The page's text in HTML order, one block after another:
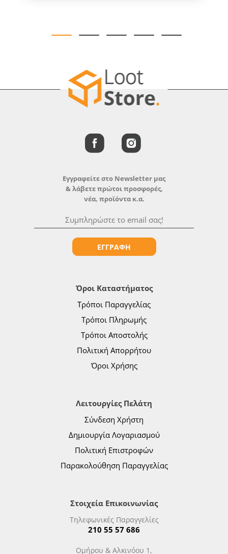
Όροι Καταστήματος
Τρόποι Παραγγελίας
Τρόποι Πληρωμής
Τρόποι Αποστολής
Πολιτική Απορρήτου
Όροι Χρήσης
Λειτουργίες Πελάτη
Σύνδεση Χρήστη
Δημιουργία Λογαριασμού
Πολιτική Επιστροφών
Παρακολούθηση Παραγγελίας
Στοιχεία Επικοινωνίας
Τηλεφωνικές Παραγγελίες
210 55 57 686
Ομήρου & Αλκινόου 1,
Εγγραφείτε στο Newsletter μας
& λάβετε πρώτοι προσφορές,
νέα, προϊόντα κ.α.
ΕΓΓΡΑΦΗ